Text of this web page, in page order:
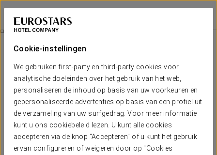
Cookie-instellingen
We gebruiken first-party en third-party cookies voor
analytische doeleinden over het gebruik van het web,
personaliseren de inhoud op basis van uw voorkeuren en
gepersonaliseerde advertenties op basis van een profiel uit
de verzameling van uw surfgedrag. Voor meer informatie
kunt u ons cookiebeleid lezen. U kunt alle cookies
accepteren via de knop "Accepteren" of u kunt het gebruik
ervan configureren of weigeren door op "Cookies
Eurostars Lucentum
ALICANTE
Massage 30 Minuten
60 €